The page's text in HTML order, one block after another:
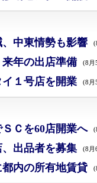
中東情勢も影響
年の出店準備 (8月
１号店を開業 (8月
Ｃを60店開業へ
出品者を募集 (8月
内の所有地賃貸